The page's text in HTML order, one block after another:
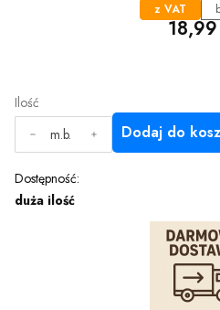
z VAT
Cena
18,99
Ilość
m.b.
Dodaj do
Dostępność:
duża ilość